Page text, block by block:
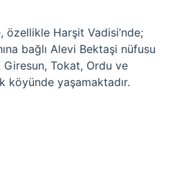
özellikle Harşit Vadisi’nde;
bağlı Alevi Bektaşi nüfusu
Giresun, Tokat, Ordu ve
köyünde yaşamaktadır.